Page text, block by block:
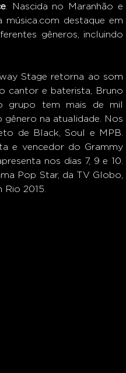
. Nascida no Maranhão e
destaque em
gêneros, incluindo
Stage retorna ao som
cantor e baterista, Bruno
grupo tem mais de mil
gênero na atualidade. Nos
de Black, Soul e MPB.
e vencedor do Grammy
nos dias 7, 9 e 10.
Pop Star, da TV Globo,
Rio 2015.